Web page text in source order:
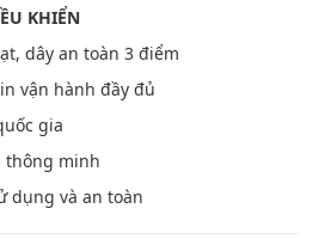
KHIỂN
dây an toàn 3 điểm
vận hành đầy đủ
gia
thông minh
dụng và an toàn